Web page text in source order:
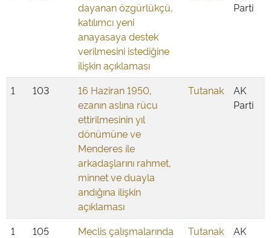
dayanan özgürlükçü,
katılımcı yeni
anayasaya destek
verilmesini istediğine
ilişkin açıklaması
Parti
1 103
16 Haziran 1950,
ezanın aslına rücu
ettirilmesinin yıl
dönümüne ve
Menderes ile
arkadaşlarını rahmet,
minnet ve duayla
andığına ilişkin
açıklaması
Tutanak
AK
Parti
1 105 Meclis çalışmalarında Tutanak AK